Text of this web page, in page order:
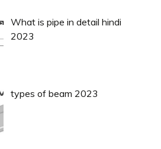
What is pipe in detail hindi
2023
types of beam 2023